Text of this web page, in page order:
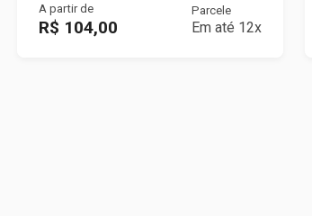
A partir de
R$ 104,00
Parcele
Em até 12x